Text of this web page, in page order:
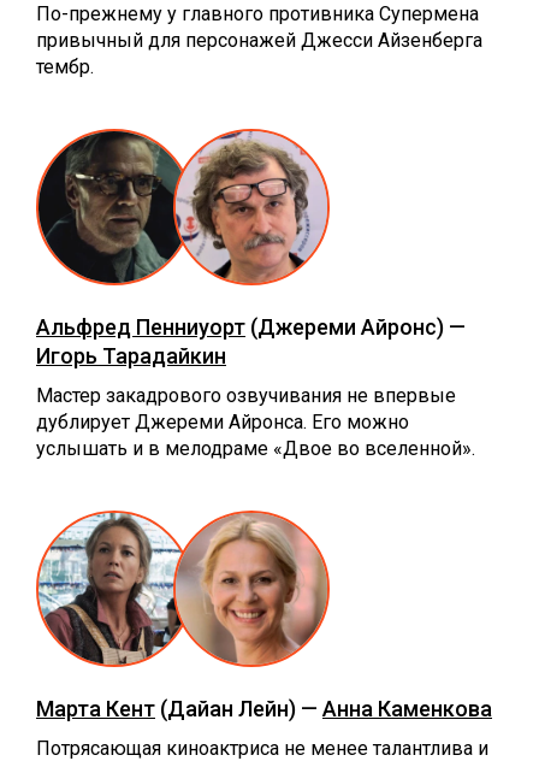
По-прежнему у главного противника Супермена
привычный для персонажей Джесси Айзенберга
тембр.
Альфред Пенниуорт (Джереми Айронс) —
Игорь Тарадайкин
Мастер закадрового озвучивания не впервые
дублирует Джереми Айронса. Его можно
услышать и в мелодраме «‎Двое во вселенной».
Марта Кент (Дайан Лейн) — Анна Каменкова
Потрясающая киноактриса не менее талантлива и